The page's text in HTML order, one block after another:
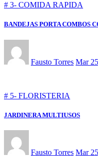
# 3- COMIDA RAPIDA
BANDEJAS PORTA COMBOS
Fausto Torres Mar
# 5- FLORISTERIA
JARDINERA MULTIUSOS
Fausto Torres Mar